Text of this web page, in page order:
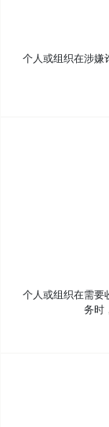
个人或组织在涉嫌
个人或组织在需要
务时